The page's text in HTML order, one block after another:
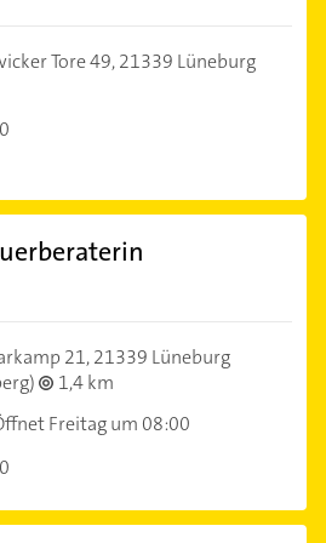
Tore 49,21339 Lüneburg
21,21339 Lüneburg
1,4 km
Freitag um 08:00